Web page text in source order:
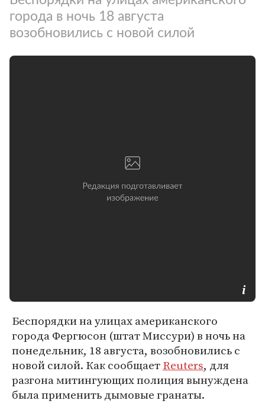
города в ночь 18 августа
возобновились с новой силой
Беспорядки на улицах американского
города Фергюсон (штат Миссури) в ночь на
понедельник, 18 августа, возобновились с
новой силой. Как сообщаетReuters, для
разгона митингующих полиция вынуждена
была применить дымовые гранаты.